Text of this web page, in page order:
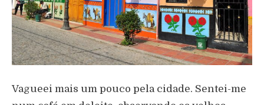
Vagueei mais um pouco pela cidade. Sentei-me